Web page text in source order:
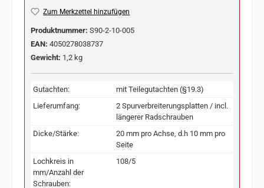
Zum Merkzettel hinzufügen
Produktnummer: S90-2-10-005
EAN: 4050278038737
Gewicht: 1,2 kg
Gutachten:
mit Teilegutachten (§19.3)
Lieferumfang:
2 Spurverbreiterungsplatten / incl.
längerer Radschrauben
Dicke/Stärke:
20 mm pro Achse, d.h 10 mm pro
Seite
Lochkreis in
mm/Anzahl der
Schrauben:
108/5